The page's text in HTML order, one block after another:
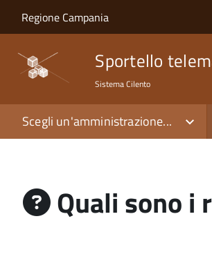
Salta al contenuto principale
Skip to site navigation
Regione Campania
Sportello
Sistema Cilento
Scegli un'amministrazione...
Quali sono